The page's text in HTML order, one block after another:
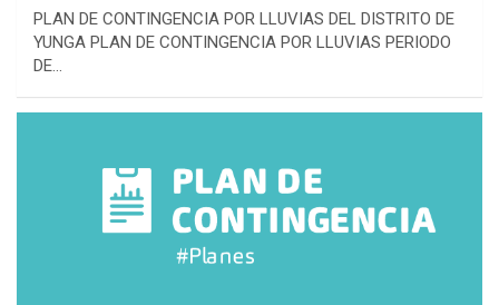
PLAN DE CONTINGENCIA POR LLUVIAS DEL DISTRITO DE
YUNGA PLAN DE CONTINGENCIA POR LLUVIAS PERIODO
DE…